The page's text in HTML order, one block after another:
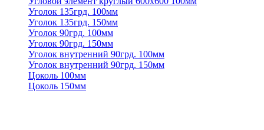
Уголок 135грд. 100мм
Уголок 135грд. 150мм
Уголок 90грд. 100мм
Уголок 90грд. 150мм
Уголок внутренний 90грд. 100мм
Уголок внутренний 90грд. 150мм
Цоколь 100мм
Цоколь 150мм